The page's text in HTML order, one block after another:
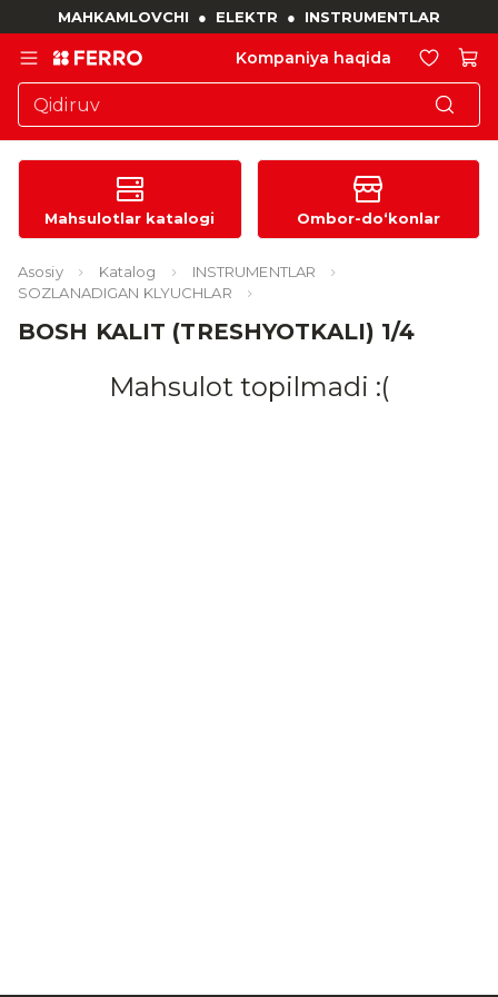
MAHKAMLOVCHI ● ELEKTR ● INSTRUMENTLAR
Kompaniya haqida
Mahsulotlar katalogi Ombor-do‘konlar
Asosiy Katalog
INSTRUMENTLAR
SOZLANADIGAN KLYUCHLAR
BOSH KALIT (TRESHYOTKALI) 1/4
Mahsulot topilmadi :(